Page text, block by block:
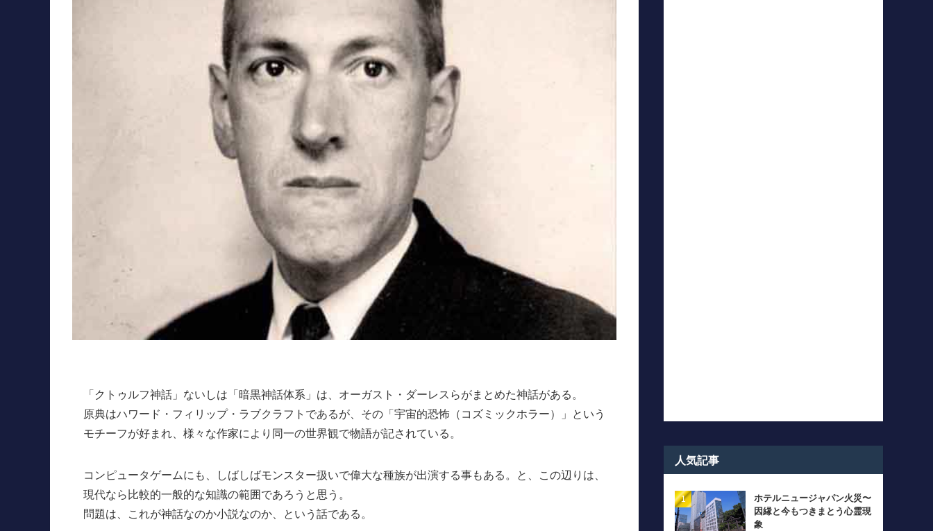
「クトゥルフ神話」ないしは「暗黒神話体系」は、オーガスト・ダーレスらがまとめた神話がある。
原典はハワード・フィリップ・ラブクラフトであるが、その「宇宙的恐怖（コズミックホラー）」という
モチーフが好まれ、様々な作家により同一の世界観で物語が記されている。
コンピュータゲームにも、しばしばモンスター扱いで偉大な種族が出演する事もある。と、この辺りは、
現代なら比較的一般的な知識の範囲であろうと思う。
問題は、これが神話なのか小説なのか、という話である。
人気記事
ホテルニュージャパン火災〜
因縁と今もつきまとう心霊現
象